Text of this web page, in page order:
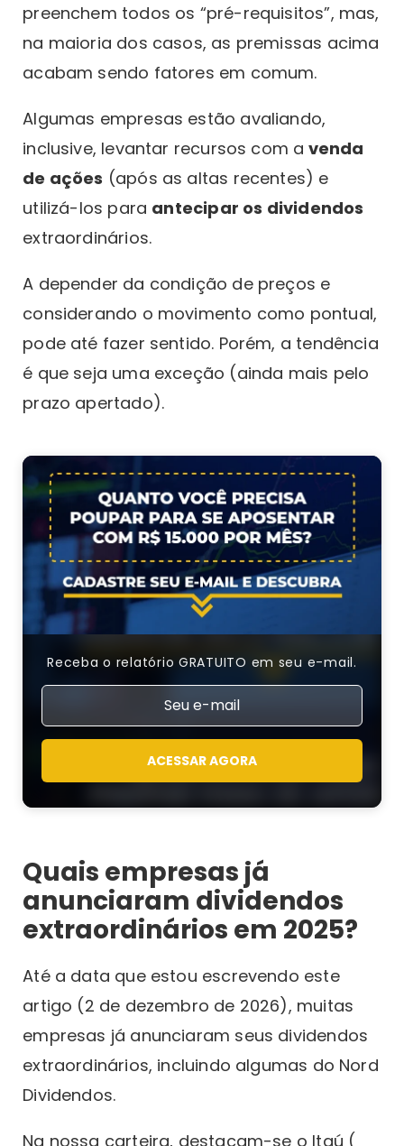
preenchem todos os “pré-requisitos”, mas,
na maioria dos casos, as premissas acima
acabam sendo fatores em comum.
Algumas empresas estão avaliando,
inclusive, levantar recursos com a venda
de ações (após as altas recentes) e
utilizá-los para antecipar os dividendos
extraordinários.
A depender da condição de preços e
considerando o movimento como pontual,
pode até fazer sentido. Porém, a tendência
é que seja uma exceção (ainda mais pelo
prazo apertado).
Receba o relatório GRATUITO em seu e-mail.
ACESSAR AGORA
Quais empresas já
anunciaram dividendos
extraordinários em 2025?
Até a data que estou escrevendo este
artigo (2 de dezembro de 2026), muitas
empresas já anunciaram seus dividendos
extraordinários, incluindo algumas do Nord
Dividendos.
Na nossa carteira, destacam-se o Itaú (